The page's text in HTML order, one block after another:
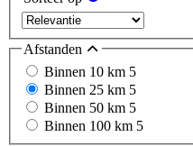
Afstanden
Binnen 10 km 5
Binnen 25 km 5
Binnen 50 km 5
Binnen 100 km 5